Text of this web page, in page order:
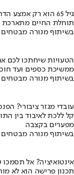
גיל 65 הוא רק אמצע הדרך להשקעה
תוחלת החיים מתארכת
בשיתוף מנורה מבטחים
הטעויות שיחתכו לכם
ממשיכת כספים ועד
בשיתוף מנורה מבטחים
עובדי מגזר ציבורי?
קל ללכת לאיבוד בין
מפערים בקצבה
בשיתוף מנורה מבטחים
אינטואיציה? אל תסמכו
תכנון פרישה הוא לא